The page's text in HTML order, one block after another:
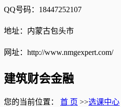
QQ号码：18447252107
地址：内蒙古包头市
网址：http://www.nmgexpert.com/
建筑财会金融
您的当前位置： 首 页 >>选课中心